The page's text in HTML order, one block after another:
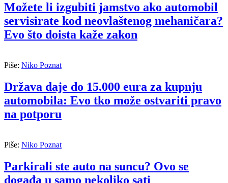
Možete li izgubiti jamstvo ako automobil
servisirate kod neovlaštenog mehaničara?
Evo što doista kaže zakon
Piše: Niko Poznat
Država daje do 15.000 eura za kupnju
automobila: Evo tko može ostvariti pravo
na potporu
Piše: Niko Poznat
Parkirali ste auto na suncu? Ovo se
događa u samo nekoliko sati